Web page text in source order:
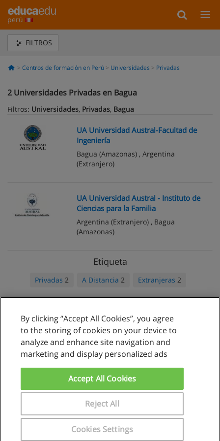
perú
FILTROS
Centros de formación en Perú Universidades Privadas
2 Universidades Privadas en Bagua
Filtros: Universidades, Privadas, Bagua
UA Universidad Austral-Facultad de
Ingeniería
Bagua (Amazonas) , Argentina
(Extranjero)
UA Universidad Austral - Instituto de
Ciencias para la Familia
Argentina (Extranjero) , Bagua
(Amazonas)
Etiqueta
Privadas 2 A Distancia 2 Extranjeras 2
Reglas de uso
Privacidad de datos
www.educaedu.com.pe
By clicking “Accept All Cookies”, you agree
to the storing of cookies on your device to
analyze and enhance site navigation and
marketing and display personalized ads
Cookies Settings
Reject All
Accept All Cookies